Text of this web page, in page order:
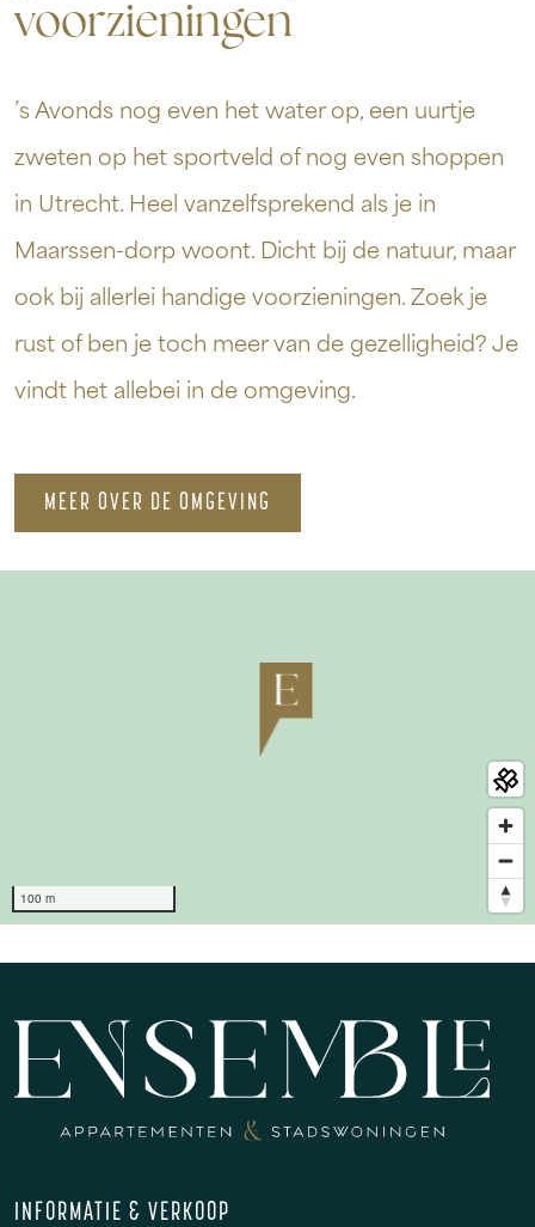
voorzieningen
’s Avonds nog even het water op, een uurtje
zweten op het sportveld of nog even shoppen
in Utrecht. Heel vanzelfsprekend als je in
Maarssen-dorp woont. Dicht bij de natuur, maar
ook bij allerlei handige voorzieningen. Zoek je
rust of ben je toch meer van de gezelligheid? Je
vindt het allebei in de omgeving.
MEER OVER DE OMGEVING
100 m
INFORMATIE & VERKOOP